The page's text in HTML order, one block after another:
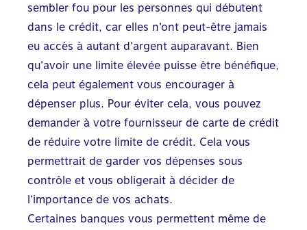
sembler fou pour les personnes qui débutent
dans le crédit, car elles n’ont peut-être jamais
eu accès à autant d’argent auparavant. Bien
qu’avoir une limite élevée puisse être bénéfique,
cela peut également vous encourager à
dépenser plus. Pour éviter cela, vous pouvez
demander à votre fournisseur de carte de crédit
de réduire votre limite de crédit. Cela vous
permettrait de garder vos dépenses sous
contrôle et vous obligerait à décider de
l’importance de vos achats.
Certaines banques vous permettent même de